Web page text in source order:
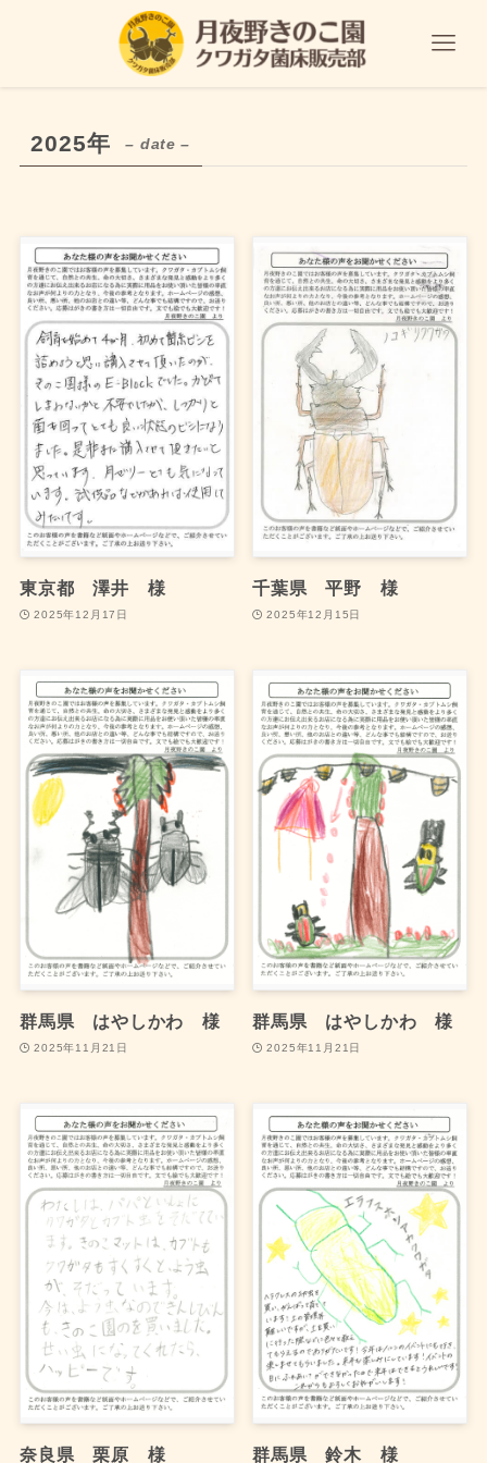
2025年 – date –
東京都 澤井 様
2025年12月17日
千葉県 平野 様
2025年12月15日
群馬県 はやしかわ 様
2025年11月21日
群馬県 はやしかわ 様
2025年11月21日
奈良県 栗原 様 群馬県 鈴木 様